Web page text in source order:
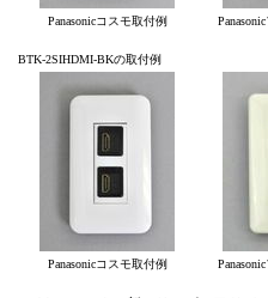
Panasonicコスモ取付例
BTK-2SIHDMI-BKの取付例
Panasonicコスモ取付例